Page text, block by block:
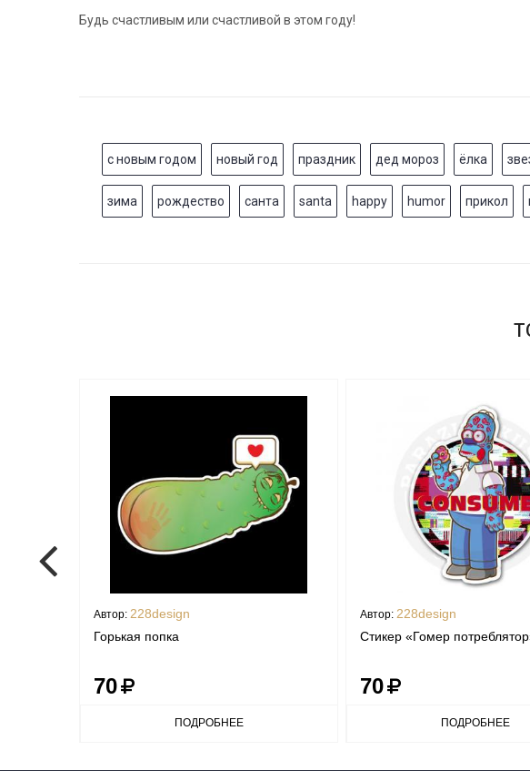
Будь счастливым или счастливой в этом году!
с новым годом новый год праздник дед мороз ёлка
зима рождество санта santa happy humor прикол
Автор: 228design
Горькая попка
70
ПОДРОБНЕЕ
Автор: 228design
Стикер «Гомер
70
ПОДРОБНЕЕ